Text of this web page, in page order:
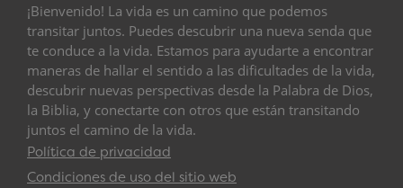
¡Bienvenido! La vida es un camino que podemos
transitar juntos. Puedes descubrir una nueva senda que
te conduce a la vida. Estamos para ayudarte a encontrar
maneras de hallar el sentido a las dificultades de la vida,
descubrir nuevas perspectivas desde la Palabra de Dios,
la Biblia, y conectarte con otros que están transitando
juntos el camino de la vida.
Política de privacidad
Condiciones de uso del sitio web